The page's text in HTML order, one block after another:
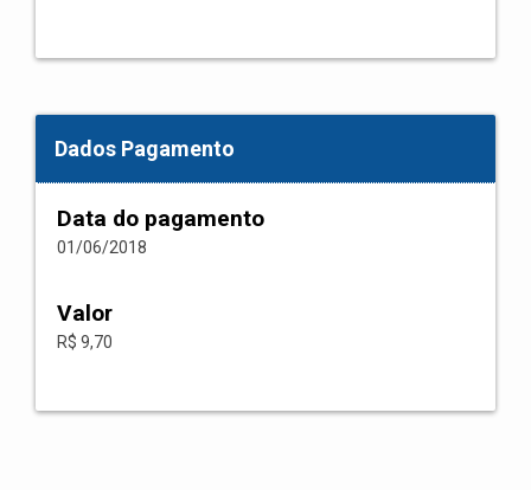
Dados Pagamento
Data do pagamento
01/06/2018
Valor
R$ 9,70